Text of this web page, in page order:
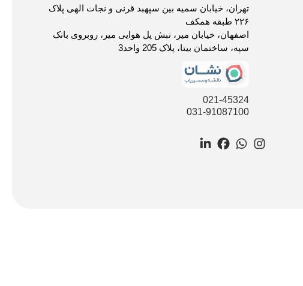
تهران، خیابان سمیه بین سپهبد قرنی و نجات الهی پلاک
۲۲۶ طبقه همکف
اصفهان، خیابان میر، نبش پل هوایی میر، روبروی بانک
سپه، ساختمان بیتا، پلاک 205 واحد3
021-45324
031-91087100
Instagram
WhatsApp
Facebook
LinkedIn